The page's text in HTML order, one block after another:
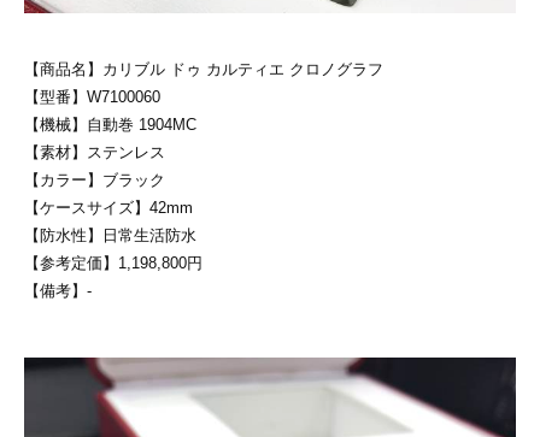
【商品名】カリブル ドゥ カルティエ クロノグラフ
【型番】W7100060
【機械】自動巻 1904MC
【素材】ステンレス
【カラー】ブラック
【ケースサイズ】42mm
【防水性】日常生活防水
【参考定価】1,198,800円
【備考】-